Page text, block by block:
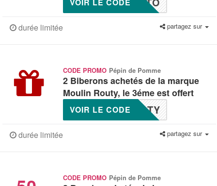
durée limitée partagez sur
CODE PROMO Pépin de Pomme
2 Biberons achetés de la marque
Moulin Routy, le 3éme est offert
OTY
VOIR LE CODE
durée limitée partagez sur
CODE PROMO Pépin de Pomme